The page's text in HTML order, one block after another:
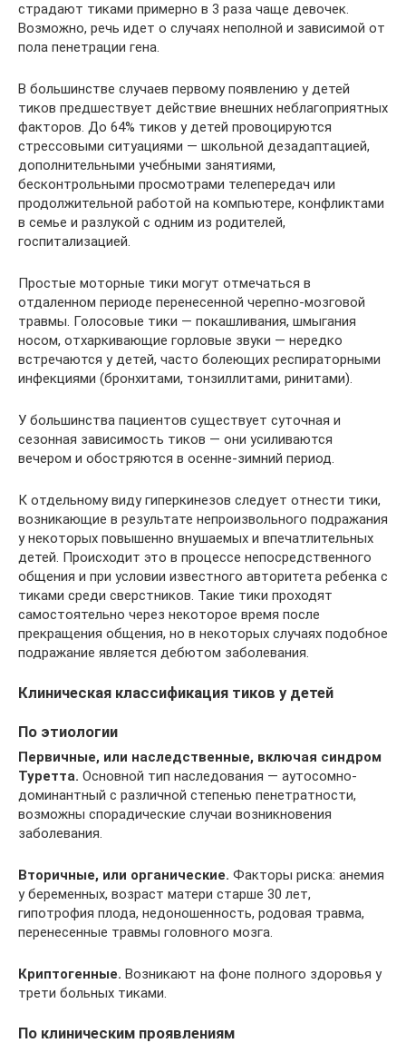
страдают тиками примерно в 3 раза чаще девочек.
Возможно, речь идет о случаях неполной и зависимой от
пола пенетрации гена.
В большинстве случаев первому появлению у детей
тиков предшествует действие внешних неблагоприятных
факторов. До 64% тиков у детей провоцируются
стрессовыми ситуациями — школьной дезадаптацией,
дополнительными учебными занятиями,
бесконтрольными просмотрами телепередач или
продолжительной работой на компьютере, конфликтами
в семье и разлукой с одним из родителей,
госпитализацией.
Простые моторные тики могут отмечаться в
отдаленном периоде перенесенной черепно-мозговой
травмы. Голосовые тики — покашливания, шмыгания
носом, отхаркивающие горловые звуки — нередко
встречаются у детей, часто болеющих респираторными
инфекциями (бронхитами, тонзиллитами, ринитами).
У большинства пациентов существует суточная и
сезонная зависимость тиков — они усиливаются
вечером и обостряются в осенне-зимний период.
К отдельному виду гиперкинезов следует отнести тики,
возникающие в результате непроизвольного подражания
у некоторых повышенно внушаемых и впечатлительных
детей. Происходит это в процессе непосредственного
общения и при условии известного авторитета ребенка с
тиками среди сверстников. Такие тики проходят
самостоятельно через некоторое время после
прекращения общения, но в некоторых случаях подобное
подражание является дебютом заболевания.
Клиническая классификация тиков у детей
По этиологии
Первичные, или наследственные, включая синдром
Туретта. Основной тип наследования — аутосомно-
доминант­ный с различной степенью пенетратности,
возможны спорадические случаи возникновения
заболевания.
Вторичные, или органические. Факторы риска: анемия
у беременных, возраст матери старше 30 лет,
гипотрофия плода, недоношенность, родовая травма,
перенесенные травмы головного мозга.
Криптогенные. Возникают на фоне полного здоровья у
трети больных тиками.
По клиническим проявлениям